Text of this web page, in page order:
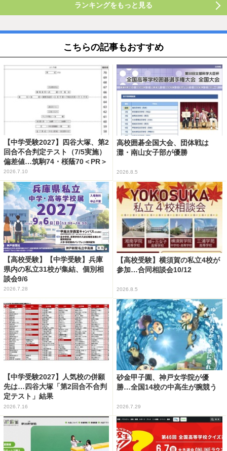
ランキングをもっと見る
こちらの記事もおすすめ
【中学受験2027】四谷大塚、第2
回合不合判定テスト（7/5実施）
偏差値…筑駒74・桜蔭70＜PR＞
2026.7.10
高校囲碁全国大会、団体戦は
灘・南山女子部が優勝
2026.8.5
【高校受験】【中学受験】兵庫
県内の私立31校が集結、個別相
談会9/6
2026.7.28
【高校受験】横須賀の私立4校が
参加…合同相談会10/12
2026.8.5
【中学受験2027】人気校の併願
先は…四谷大塚「第2回合不合判
定テスト」結果
2026.7.16
砂金甲子園、神戸女学院が優
勝…全国14校の中高生が腕競う
2026.7.29